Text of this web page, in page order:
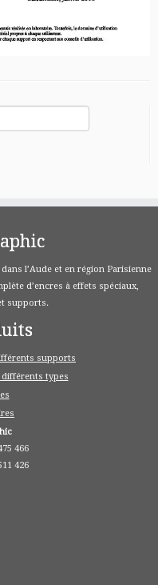
l’Aude et en région Parisienne
d’encres à effets spéciaux,
supports.
supports
types
466
426